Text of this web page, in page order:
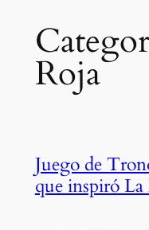
Roja
Juego de
que inspiró